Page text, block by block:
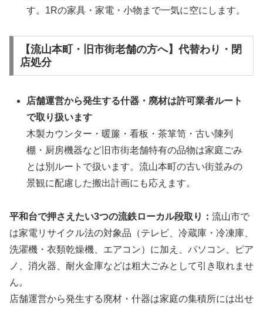
す。1Rの家具・家電・小物まで一気に空にします。
【流山本町・旧市街老舗の方へ】代替わり・閉
店処分
店舗運営から発生する什器・廃材は許可業者ルート
で取り扱います
木製カウンター・暖簾・看板・茶箪笥・古い陳列
棚・厨房機器など旧市街老舗特有の品物は家庭ごみ
とは別ルートで扱います。流山本町の古い街並みの
景観に配慮した搬出計画にも応えます。
平和台で押さえたい3つの流鉄ローカル段取り： 流山市で
は家電リサイクル法の対象品（テレビ、冷蔵庫・冷凍庫、
洗濯機・衣類乾燥機、エアコン）に加え、パソコン、ピア
ノ、消火器、耐火金庫などは粗大ごみとして引き取れませ
ん。
店舗運営から発生する廃材・什器は家庭の集積所には出せ